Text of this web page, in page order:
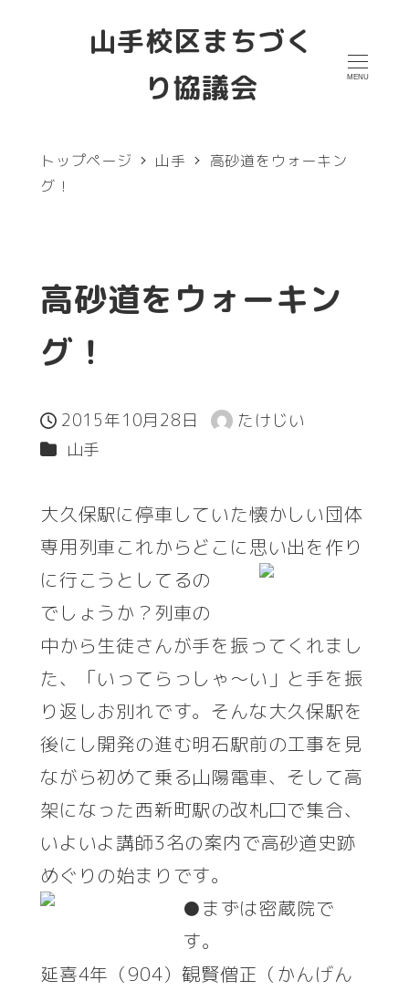
山手校区まちづく
り協議会
MENU
トップページ 山手
高砂道をウォーキン
グ！
高砂道をウォーキン
グ！
投稿日
2015年10月28日
著
たけじい
カテゴリー
山手
大久保駅に停車していた懐かしい団体
専用列車これからどこに思い出を作り
に行こうとしてるの
でしょうか？列車の
中から生徒さんが手を振ってくれまし
た、「いってらっしゃ～い」と手を振
り返しお別れです。そんな大久保駅を
後にし開発の進む明石駅前の工事を見
ながら初めて乗る山陽電車、そして高
架になった西新町駅の改札口で集合、
いよいよ講師3名の案内で高砂道史跡
めぐりの始まりです。
●まずは密蔵院で
す。
延喜4年（904）観賢僧正（かんげん